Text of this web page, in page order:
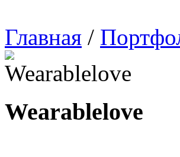
Главная /
Wearablelove